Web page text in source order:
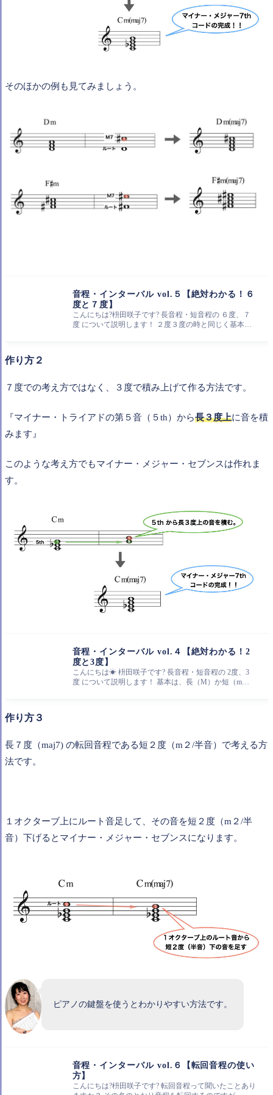
そのほかの例も見てみましょう。
音程・インターバル vol.５【絶対わかる！６
度と７度】
こんにちは?枡田咲子です? 長音程・短音程の ６度、７
度 について説明します！ ２度３度の時と同じく基本
作り方２
７度での考え方ではなく、３度で積み上げて作る方法です。
『マイナー・トライアドの第５音（５th）から長３度上に音を積
みます』
このような考え方でもマイナー・メジャー・セブンスは作れま
す。
音程・インターバル vol.４【絶対わかる！2
度と3度】
こんにちは☀ 枡田咲子です? 長音程・短音程の 2度、3
度 について説明します！ 基本は、長（M）か短（m）
作り方３
長７度（maj7) の転回音程である短２度（m２/半音）で考える方
法です。
１オクターブ上にルート音足して、その音を短２度（m２/半
音）下げるとマイナー・メジャー・セブンスになります。
ピアノの鍵盤を使うとわかりやすい方法です。
音程・インターバル vol.６【転回音程の使い
方】
こんにちは?枡田咲子です? 転回音程って聞いたことあり